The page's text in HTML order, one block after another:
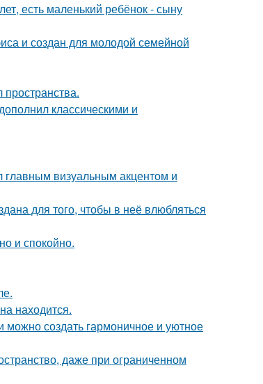
есть маленький ребёнок - сыну
и создан для молодой семейной
классическими и
главным визуальным акцентом и
для того, чтобы в неё влюбляться
и спокойно.
находится.
создать гармоничное и уютное
даже при ограниченном